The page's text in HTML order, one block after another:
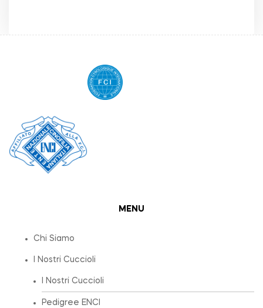
MENU
Chi Siamo
I Nostri Cuccioli
I Nostri Cuccioli
Pedigree ENCI